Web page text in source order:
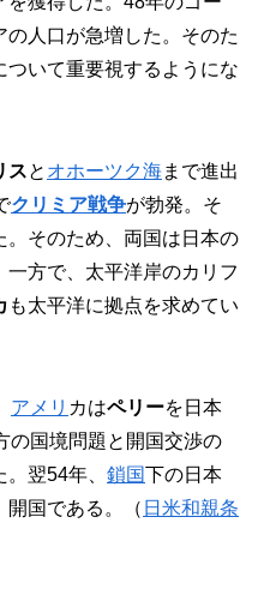
人口が急増した。そのた
いて重要視するようにな
スと オホーツク海まで進出
クリミア戦争が勃発。そ
そのため、両国は日本の
方で、太平洋岸のカリフ
も太平洋に拠点を求めてい
アメリ カはペリーを日本
の国境問題と開国交渉の
翌54年、 鎖国下の日本
開国である。（ 日米和親条